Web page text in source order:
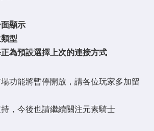
顯示
型
正為預設選擇上次的連接方式
功能將暫停開放，請各位玩家多加留
，今後也請繼續關注元素騎士